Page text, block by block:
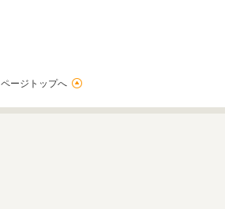
ページトップへ